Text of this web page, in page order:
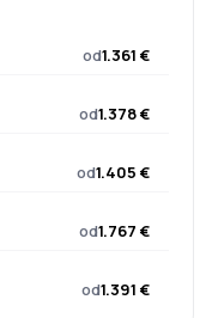
od1.361 €
od1.378 €
od1.405 €
od1.767 €
od1.391 €